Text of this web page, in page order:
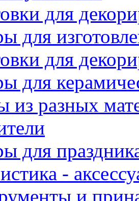
для
для
для
для
из разных
для
-
и